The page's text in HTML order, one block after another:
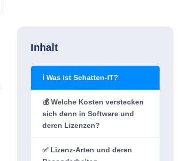
Inhalt
ℹ Was ist Schatten-IT?
💰 Welche Kosten verstecken
sich denn in Software und
deren Lizenzen?
✅ Lizenz-Arten und deren